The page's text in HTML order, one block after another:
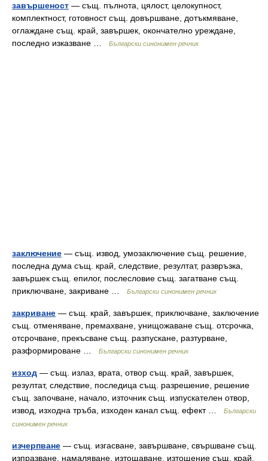
завършеност — същ. пълнота, цялост, целокупност,
комплектност, готовност същ. довършване, дотъкмяване,
оглаждане същ. край, завършек, окончателно уреждане,
последно изказване …
Български синонимен речник
заключение — същ. извод, умозаключение същ. решение,
последна дума същ. край, следствие, резултат, развръзка,
завършек същ. епилог, послесловие същ. загатване същ.
приключване, закриване …
Български синонимен речник
закриване — същ. край, завършек, приключване, заключение
същ. отменяване, премахване, унищожаване същ. отсрочка,
отсрочване, прекъсване същ. разпускане, разтурване,
разформироване …
Български синонимен речник
изход — същ. излаз, врата, отвор същ. край, завършек,
резултат, следствие, последица същ. разрешение, решение
същ. започване, начало, източник същ. изпускателен отвор,
извод, изходна тръба, изходен канал същ. ефект …
Български
синонимен речник
изчерпване — същ. изгасване, завършване, свършване същ.
изпразване, намаляване, изтощаване, изтощение същ. край,